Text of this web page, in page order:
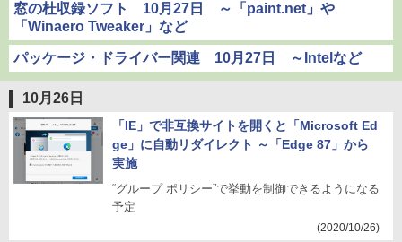
窓の杜収録ソフト 10月27日 ～「paint.net」や
「Winaero Tweaker」など
パッケージ・ドライバー関連 10月27日 ～Intelなど
10月26日
「IE」で非互換サイトを開くと「Microsoft Ed
ge」に自動リダイレクト ～「Edge 87」から
実施
“グループ ポリシー”で挙動を制御できるようになる
予定
(2020/10/26)